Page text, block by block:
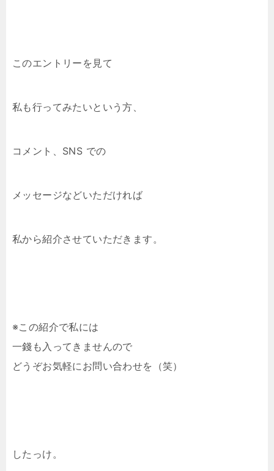
このエントリーを見て
私も行ってみたいという方、
コメント、SNS での
メッセージなどいただければ
私から紹介させていただきます。
※この紹介で私には
一錢も入ってきませんので
どうぞお気軽にお問い合わせを（笑）
したっけ。